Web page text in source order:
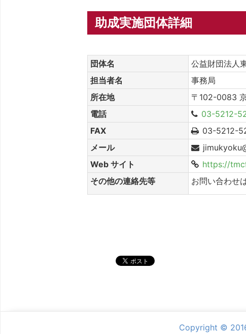
助成実施団体詳細
団体名
公益財団法人
担当者名
事務局
所在地
〒102-0083
電話
03-5212-
FAX
03-5212-
メール
Web サイト
https://
その他の連絡先等
お問い合わせ
Copyright ©